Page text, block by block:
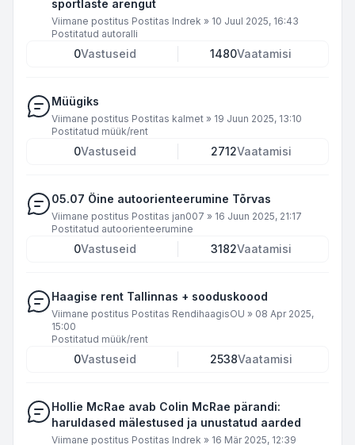
sportlaste arengut
Viimane postitus Postitas Indrek » 10 Juul 2025, 16:43
Postitatud autoralli
0Vastuseid 1480Vaatamisi
Müügiks
Viimane postitus Postitas kalmet » 19 Juun 2025, 13:10
Postitatud müük/rent
0Vastuseid 2712Vaatamisi
05.07 Öine autoorienteerumine Tõrvas
Viimane postitus Postitas jan007 » 16 Juun 2025, 21:17
Postitatud autoorienteerumine
0Vastuseid 3182Vaatamisi
Haagise rent Tallinnas + sooduskoood
Viimane postitus Postitas RendihaagisOU » 08 Apr 2025,
15:00
Postitatud müük/rent
0Vastuseid 2538Vaatamisi
Hollie McRae avab Colin McRae pärandi:
haruldased mälestused ja unustatud aarded
Viimane postitus Postitas Indrek » 16 Mär 2025, 12:39